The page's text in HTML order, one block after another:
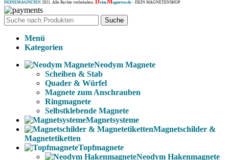
DEINEMAGNETEN 2021. Alle Rechte vorbehalten. DeineMagneten.de - DEIN MAGNETENSHOP
Suche
Menü
Kategorien
Neodym Magnete
Scheiben & Stab
Quader & Würfel
Magnete zum Anschrauben
Ringmagnete
Selbstklebende Magnete
Magnetsysteme
Magnetschilder &
Magnetetiketten
Topfmagnete
Neodym Hakenmagnete